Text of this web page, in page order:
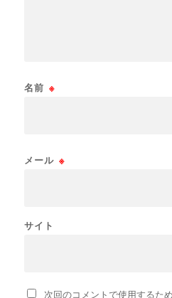
名前 ※
メール ※
サイト
次回のコメントで使用するた